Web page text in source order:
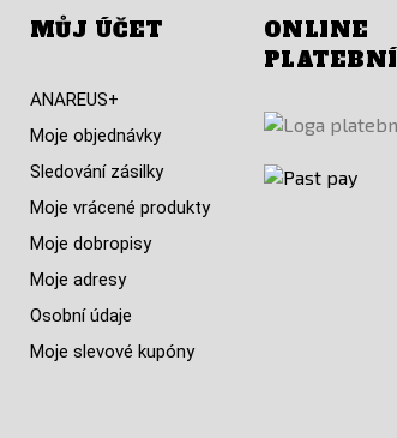
MŮJ ÚČET
ANAREUS+
Moje objednávky
Sledování zásilky
Moje vrácené produkty
Moje dobropisy
Moje adresy
Osobní údaje
Moje slevové kupóny
ONLINE